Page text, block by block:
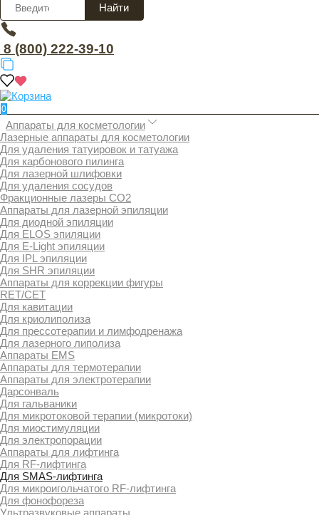
Найти
8 (800) 222-39-10
0
Аппараты для косметологии
Лазерные аппараты для косметологии
Для удаления татуировок и татуажа
Для карбонового пилинга
Для лазерной шлифовки
Для удаления сосудов
Фракционные лазеры СО2
Аппараты для лазерной эпиляции
Для диодной эпиляции
Для ELOS эпиляции
Для E-Light эпиляции
Для IPL эпиляции
Для SHR эпиляции
Аппараты для коррекции фигуры
RET/CET
Для кавитации
Для криолиполиза
Для прессотерапии и лимфодренажа
Для лазерного липолиза
Аппараты EMS
Аппараты для термотерапии
Аппараты для электротерапии
Дарсонваль
Для гальваники
Для микротоковой терапии (микротоки)
Для миостимуляции
Для электропорации
Аппараты для лифтинга
Для RF-лифтинга
Для SMAS-лифтинга
Для микроигольчатого RF-лифтинга
Для фонофореза
Ультразвуковые аппараты